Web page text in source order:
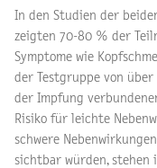
In den Studien der
zeigten 70-80 % der
Symptome wie
der Testgruppe von
der Impfung
Risiko für leichte
schwere
sichtbar würden, stehen